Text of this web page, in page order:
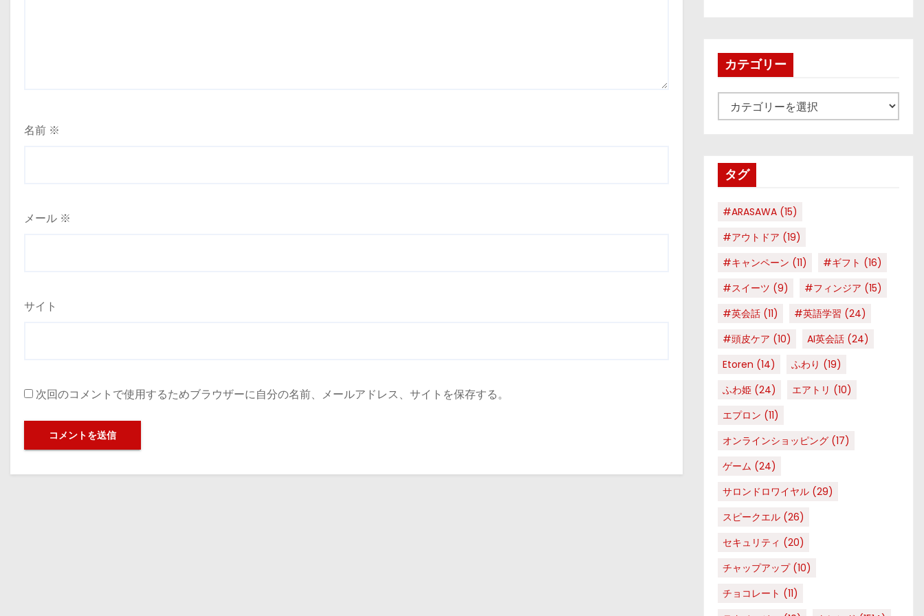
名前 ※
メール ※
サイト
次回のコメントで使用するためブラウザーに自分の名前、メールアドレス、サイトを保存する。
カテゴリー
テ
ータグ
#ARASAWA (15)
#アウトドア (19)
#キャンペーン (11) #ギフト (16)
#スイーツ (9) #フィンジア (15)
#英会話 (11) #英語学習 (24)
#頭皮ケア (10) AI英会話 (24)
Etoren (14) ふわり (19)
ふわ姫 (24) エアトリ (10)
エプロン (11)
オンラインショッピング (17)
ゲーム (24)
サロンドロワイヤル (29)
スピークエル (26)
セキュリティ (20)
チャップアップ(10)
チョコレート (11)